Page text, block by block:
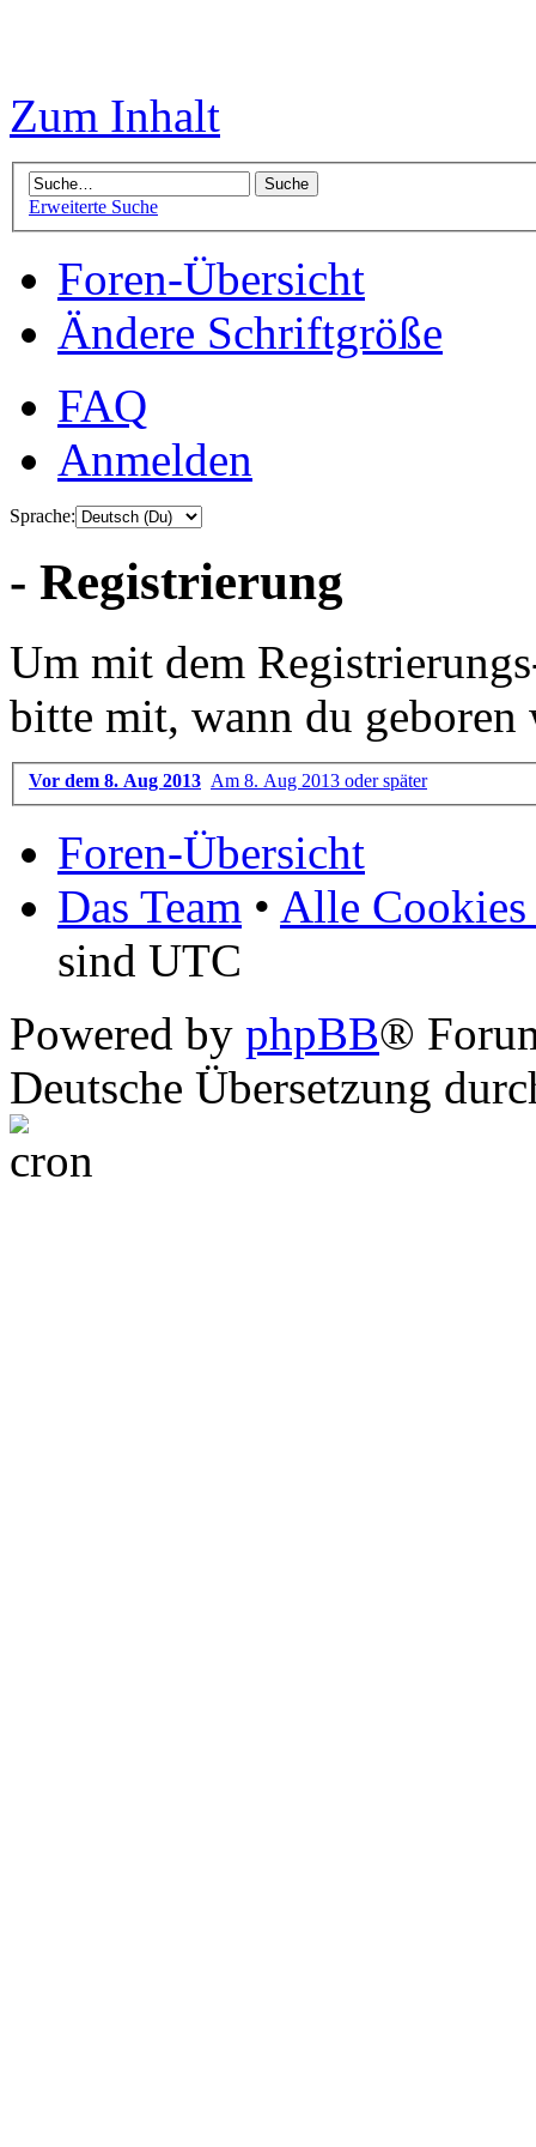
Zum Inhalt
Erweiterte Suche
Foren-Übersicht
Ändere Schriftgröße
FAQ
Anmelden
Sprache:
- Registrierung
Um mit dem
bitte mit, wann du geboren
Vor dem 8. Aug 2013 Am 8. Aug 2013 oder später
Foren-Übersicht
Das Team • Alle Cookies
sind UTC
Powered by phpBB®
Deutsche Übersetzung